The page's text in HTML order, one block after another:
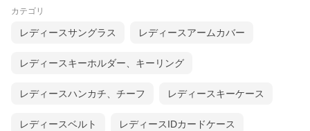
カテゴリ
レディースサングラス レディースアームカバー
レディースキーホルダー、キーリング
レディースハンカチ、チーフ レディースキーケース
レディースベルト レディースIDカードケース